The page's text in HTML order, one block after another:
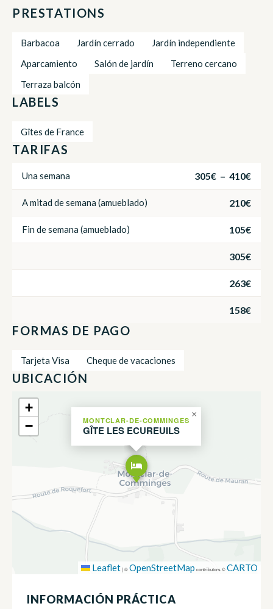
PRESTATIONS
Barbacoa Jardín cerrado
Jardín independiente
Aparcamiento
Salón de jardín
Terreno cercano
Terraza balcón
LABELS
Gîtes de France
TARIFAS
Una semana 305€ – 410€
A mitad de semana (amueblado) 210€
Fin de semana (amueblado) 105€
305€
263€
158€
FORMAS DE PAGO
Tarjeta Visa Cheque de vacaciones
UBICACIÓN
MONTCLAR-DE-COMMINGES
GÎTE LES ECUREUILS
×
+
−
Leaflet|©OpenStreetMap contributors ©CARTO
INFORMACIÓN PRÁCTICA